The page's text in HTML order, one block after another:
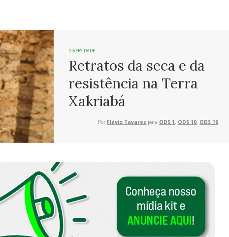
DIVERSIDADE
Retratos da seca e da
resistência na Terra
Xakriabá
Por Flávio Tavares para ODS 1, ODS 10, ODS 16